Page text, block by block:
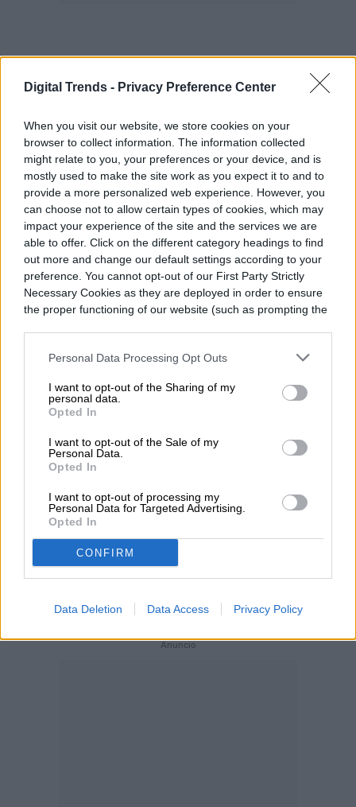
Digital Trends - Privacy Preference Center
When you visit our website, we store cookies on your
browser to collect information. The information collected
might relate to you, your preferences or your device, and is
mostly used to make the site work as you expect it to and to
provide a more personalized web experience. However, you
can choose not to allow certain types of cookies, which may
impact your experience of the site and the services we are
able to offer. Click on the different category headings to find
out more and change our default settings according to your
preference. You cannot opt-out of our First Party Strictly
Necessary Cookies as they are deployed in order to ensure
the proper functioning of our website (such as prompting the
Personal Data Processing Opt Outs
I want to opt-out of the Sharing of my
personal data.
Opted In
I want to opt-out of the Sale of my
Personal Data.
Opted In
I want to opt-out of processing my
Personal Data for Targeted Advertising.
Opted In
CONFIRM
Data Deletion Data Access Privacy Policy
y gruesos forman el control de mandos, los
interruptores tipo avión controlan los
modos de conducción y los asientos de
atrás son… sólo para los desesperados.
El precio de unMustang GTcomienza en
$35,095, y desde allí, sube. Comparado con
los precios de entrada para un Camaro
similarmente equipado ($37,995 para el 1
SS) y el Dodge Challenger ($38,995 para el
R/T Scat Pack), parece un buen precio.
Sin embargo, si optas por el ajuste
premium, subes a una línea de base de
$39,095. Hay muchas opciones de
personalización para ruedas, pinturas y
asientos, y los paquetes de rendimiento
con el sistema de amortiguación
suman dólares rápidamente.